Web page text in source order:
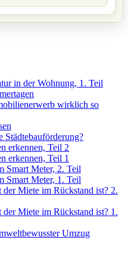
in der Wohnung, 1. Teil
wirklich so
erkennen, Teil 2
erkennen, Teil 1
Smart Meter, 2. Teil
Smart Meter, 1. Teil
Miete im Rückstand ist? 2.
Miete im Rückstand ist? 1.
Umzug